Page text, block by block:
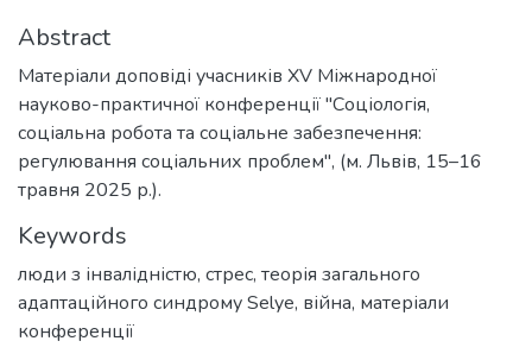
Abstract
Матеріали доповіді учасників XV Міжнародної
науково-практичної конференції "Соціологія,
соціальна робота та соціальне забезпечення:
регулювання соціальних проблем", (м. Львів, 15–16
травня 2025 р.).
Keywords
люди з інвалідністю, стрес, теорія загального
адаптаційного синдрому Selye, війна, матеріали
конференції